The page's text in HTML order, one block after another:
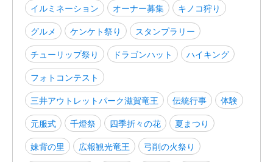
イルミネーション
オーナー募集
キノコ狩り
グルメ
ケンケト祭り
スタンプラリー
チューリップ祭り
ドラゴンハット
ハイキング
フォトコンテスト
三井アウトレットパーク滋賀竜王
伝統行事
体験
元服式
千燈祭 四季折々の花
夏まつり
妹背の里
広報観光竜王
弓削の火祭り